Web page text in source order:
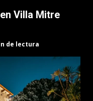
Villa Mitre
de lectura